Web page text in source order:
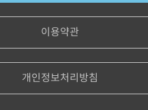
이용약관
개인정보처리방침